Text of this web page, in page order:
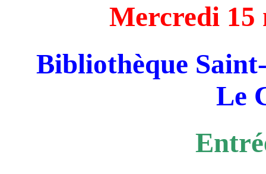
Mercredi 15
Bibliothèque
Le